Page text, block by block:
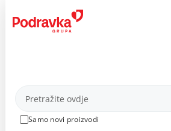
content
Proizvodi
Samo novi proizvodi